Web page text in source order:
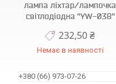
лампа ліхтар/лампочка
світлодіодна "YW-038"
232,50 ₴
Немає в наявності
+380 (66) 973-07-26